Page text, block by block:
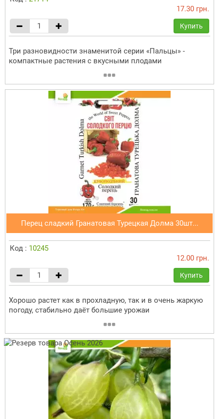
17.30 грн.
Купить
Три разновидности знаменитой серии «Пальцы» -
компактные растения с вкусными плодами
Перец сладкий Гранатовая Турецкая Долма 30шт...
Код : 10245
12.00 грн.
Купить
Хорошо растет как в прохладную, так и в очень жаркую
погоду, стабильно даёт большие урожаи